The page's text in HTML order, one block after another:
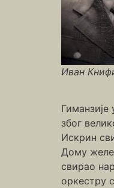
Иван
због
Искрин
Дому
свирао
оркестру